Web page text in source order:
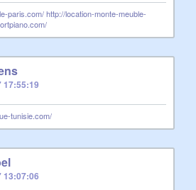
paris.com/http://location-monte-meuble-
17:55:19
tunisie.com/
13:07:06